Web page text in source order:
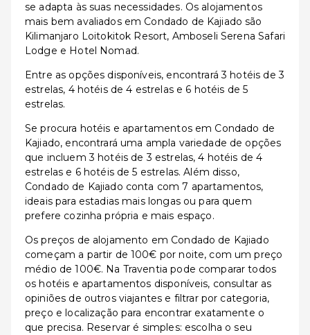
se adapta às suas necessidades. Os alojamentos
mais bem avaliados em Condado de Kajiado são
Kilimanjaro Loitokitok Resort, Amboseli Serena Safari
Lodge e Hotel Nomad.
Entre as opções disponíveis, encontrará 3 hotéis de 3
estrelas, 4 hotéis de 4 estrelas e 6 hotéis de 5
estrelas.
Se procura hotéis e apartamentos em Condado de
Kajiado, encontrará uma ampla variedade de opções
que incluem 3 hotéis de 3 estrelas, 4 hotéis de 4
estrelas e 6 hotéis de 5 estrelas. Além disso,
Condado de Kajiado conta com 7 apartamentos,
ideais para estadias mais longas ou para quem
prefere cozinha própria e mais espaço.
Os preços de alojamento em Condado de Kajiado
começam a partir de 100€ por noite, com um preço
médio de 100€. Na Traventia pode comparar todos
os hotéis e apartamentos disponíveis, consultar as
opiniões de outros viajantes e filtrar por categoria,
preço e localização para encontrar exatamente o
que precisa. Reservar é simples: escolha o seu